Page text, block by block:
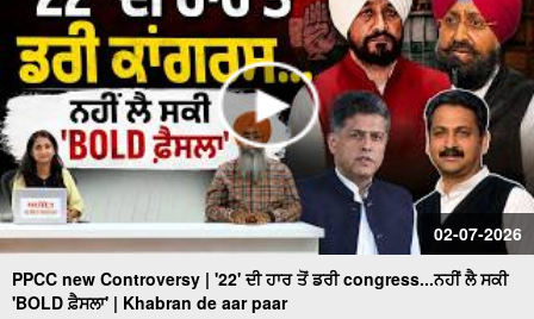
02-07-2026
PPCC new Controversy | '22' ਦੀ ਹਾਰ ਤੋਂ ਡਰੀ congress...ਨਹੀਂ ਲੈ ਸਕੀ
'BOLD ਫ਼ੈਸਲਾ' | Khabran de aar paar